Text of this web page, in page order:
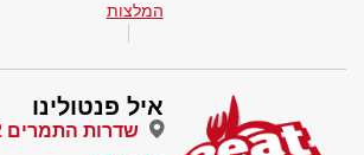
המלצות
איל פנטולינו
שדרות התמרים 112, אילת